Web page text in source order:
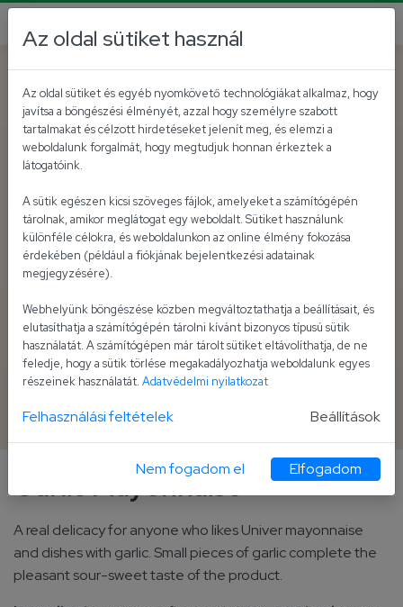
Garlic Mayonnaise
A real delicacy for anyone who likes Univer mayonnaise
and dishes with garlic. Small pieces of garlic complete the
pleasant sour-sweet taste of the product.
Az oldal sütiket használ
Az oldal sütiket és egyéb nyomkövető technológiákat alkalmaz, hogy
javítsa a böngészési élményét, azzal hogy személyre szabott
tartalmakat és célzott hirdetéseket jelenít meg, és elemzi a
weboldalunk forgalmát, hogy megtudjuk honnan érkeztek a
látogatóink.
A sütik egészen kicsi szöveges fájlok, amelyeket a számítógépén
tárolnak, amikor meglátogat egy weboldalt. Sütiket használunk
különféle célokra, és weboldalunkon az online élmény fokozása
érdekében (például a fiókjának bejelentkezési adatainak
megjegyzésére).
Webhelyünk böngészése közben megváltoztathatja a beállításait, és
elutasíthatja a számítógépén tárolni kívánt bizonyos típusú sütik
használatát. A számítógépen már tárolt sütiket eltávolíthatja, de ne
feledje, hogy a sütik törlése megakadályozhatja weboldalunk egyes
részeinek használatát. Adatvédelmi nyilatkozat
Felhasználási feltételek Beállítások
Nem fogadom el Elfogadom